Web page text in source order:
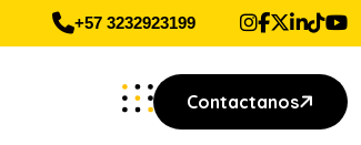
+57 3232923199
Contactanos